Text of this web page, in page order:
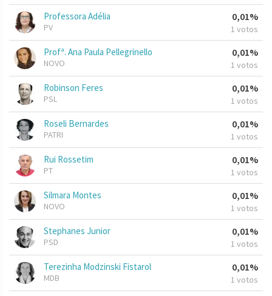
Professora Adélia
PV
0,01%
1 votos
Profª. Ana Paula Pellegrinello
NOVO
0,01%
1 votos
Robinson Feres
PSL
0,01%
1 votos
Roseli Bernardes
PATRI
0,01%
1 votos
Rui Rossetim
PT
0,01%
1 votos
Silmara Montes
NOVO
0,01%
1 votos
Stephanes Junior
PSD
0,01%
1 votos
Terezinha Modzinski Fistarol
MDB
0,01%
1 votos